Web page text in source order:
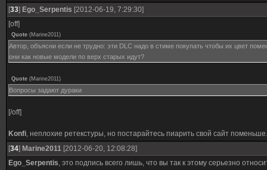
[33] Ego_Serpentis [2012-06-19, 7:29:30]
[off]
Quote (Marine2011)
Автор, объясни если не трудно: эти DLC надо в стиме покупать чтобы их цвет
они как новые модели по верх старых идут?
Quote (Marine2011)
Вопросы задают дураки
[/off]
Konfi, неплохие ретекстуры, но постарайтесь пиарить свой сайт поменьше.
[34] Marine2011 [2012-06-20, 12:08:28]
Ego_Serpentis, это подпись всего лишь, что вы так к этому серьезно